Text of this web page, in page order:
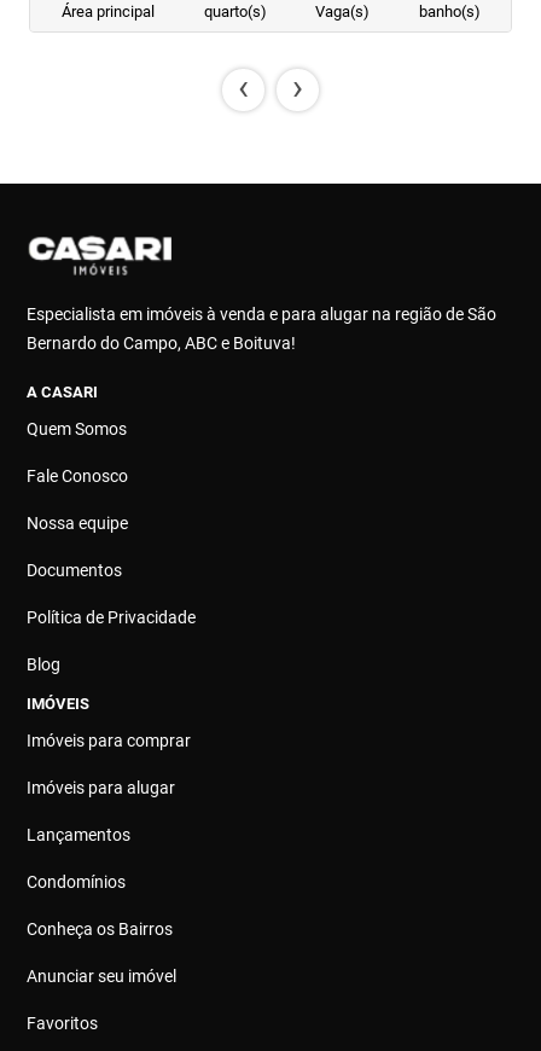
Área principal
quarto(s)
Vaga(s)
banho(s)
‹ ›
Especialista em imóveis à venda e para alugar na região de São
Bernardo do Campo, ABC e Boituva!
A CASARI
Quem Somos
Fale Conosco
Nossa equipe
Documentos
Política de Privacidade
Blog
IMÓVEIS
Imóveis para comprar
Imóveis para alugar
Lançamentos
Condomínios
Conheça os Bairros
Anunciar seu imóvel
Favoritos